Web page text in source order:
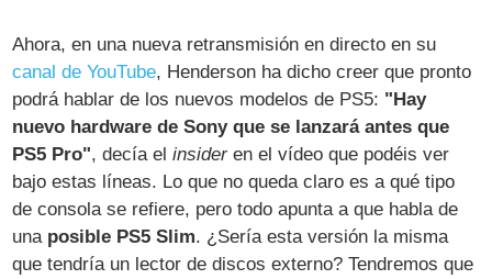
Ahora, en una nueva retransmisión en directo en su
canal de YouTube, Henderson ha dicho creer que pronto
podrá hablar de los nuevos modelos de PS5: "Hay
nuevo hardware de Sony que se lanzará antes que
PS5 Pro", decía elinsideren el vídeo que podéis ver
bajo estas líneas. Lo que no queda claro es a qué tipo
de consola se refiere, pero todo apunta a que habla de
una posible PS5 Slim. ¿Sería esta versión la misma
que tendría un lector de discos externo? Tendremos que